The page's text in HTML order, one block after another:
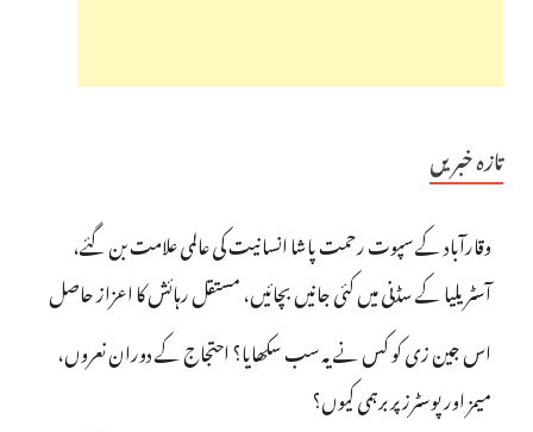
تازہ خبریں
وقارآباد کے سپوت رحمت پاشا انسانیت کی عالمی علامت بن گئے،
آسٹریلیا کے سڈنی میں کئی جانیں بچائیں، مستقل رہائش کا اعزاز حاصل
اس جین زی کو کس نے یہ سب سکھایا؟ احتجاج کے دوران نعروں،
میمز اور پوسٹرز پر برہمی کیوں؟